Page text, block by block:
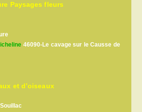
Paysages fleurs
46090-Le cavage sur le Causse de
et d’oiseaux